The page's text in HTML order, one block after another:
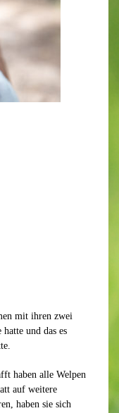
mit ihren zwei
und das es
haben alle Welpen
auf weitere
haben sie sich